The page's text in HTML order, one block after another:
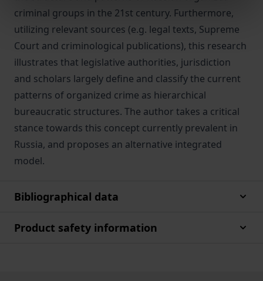
criminal groups in the 21st century. Furthermore,
utilizing relevant sources (e.g. legal texts, Supreme
Court and criminological publications), this research
illustrates that legislative authorities, jurisdiction
and scholars largely define and classify the current
patterns of organized crime as hierarchical
bureaucratic structures. The author takes a critical
stance towards this concept currently prevalent in
Russia, and proposes an alternative integrated
model.
Bibliographical data
Product safety information